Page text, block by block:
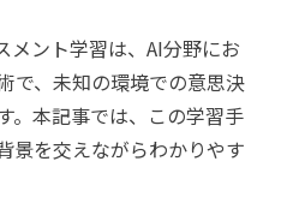
メント学習は、AI分野にお
で、未知の環境での意思決
。本記事では、この学習手
景を交えながらわかりやす